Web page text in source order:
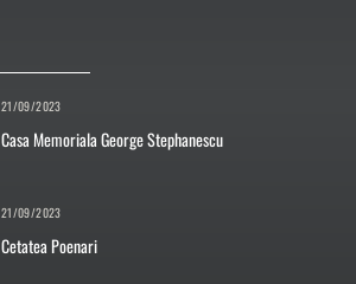
21/09/2023
Casa Memoriala George Stephanescu
21/09/2023
Cetatea Poenari